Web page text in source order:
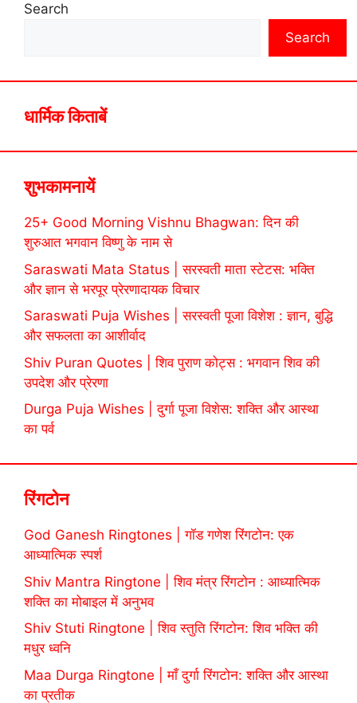
Search
Search
धार्मिक किताबें
शुभकामनायें
25+ Good Morning Vishnu Bhagwan: दिन की
शुरुआत भगवान विष्णु के नाम से
Saraswati Mata Status | सरस्वती माता स्टेटस: भक्ति
और ज्ञान से भरपूर प्रेरणादायक विचार
Saraswati Puja Wishes | सरस्वती पूजा विशेश : ज्ञान, बुद्धि
और सफलता का आशीर्वाद
Shiv Puran Quotes | शिव पुराण कोट्स : भगवान शिव की
उपदेश और प्रेरणा
Durga Puja Wishes | दुर्गा पूजा विशेस: शक्ति और आस्था
का पर्व
रिंगटोन
God Ganesh Ringtones | गॉड गणेश रिंगटोन: एक
आध्यात्मिक स्पर्श
Shiv Mantra Ringtone | शिव मंत्र रिंगटोन : आध्यात्मिक
शक्ति का मोबाइल में अनुभव
Shiv Stuti Ringtone | शिव स्तुति रिंगटोन: शिव भक्ति की
मधुर ध्वनि
Maa Durga Ringtone | माँ दुर्गा रिंगटोन: शक्ति और आस्था
का प्रतीक